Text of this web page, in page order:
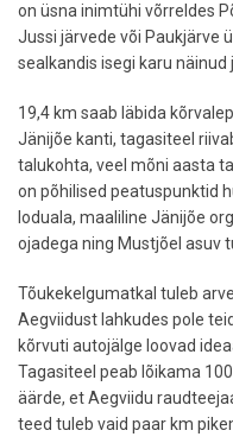
on üsna inimtühi võrreldes
Jussi järvede või Paukjärve
sealkandis isegi karu näinud
19,4 km saab läbida
Jänijõe kanti, tagasiteel
talukohta, veel mõni aasta
on põhilised peatuspunktid
loduala, maaliline Jänijõe
ojadega ning Mustjõel asuv
Tõukekelgumatkal tuleb
Aegviidust lahkudes pole
kõrvuti autojälge loovad
Tagasiteel peab lõikama
äärde, et Aegviidu
teed tuleb vaid paar km